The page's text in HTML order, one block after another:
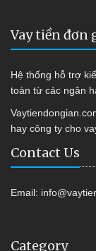
Vay tiền đơn
Hệ thống hỗ trợ
toàn từ các ngân
hay công ty cho
Contact Us
Email:
Category